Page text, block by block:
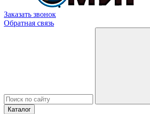
Заказать звонок
Обратная связь
Каталог